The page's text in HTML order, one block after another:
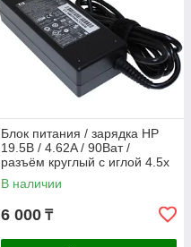
Блок питания / зарядка HP
19.5В / 4.62A / 90Ват /
разъём круглый с иглой 4.5x
3.0мм
В наличии
6 000 ₸